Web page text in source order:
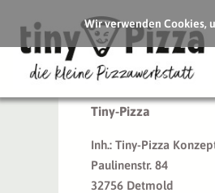
Tiny-Pizza
Inh.: Tiny-Pizza
Paulinenstr. 84
32756 Detmold
Wir verwenden Cookies,